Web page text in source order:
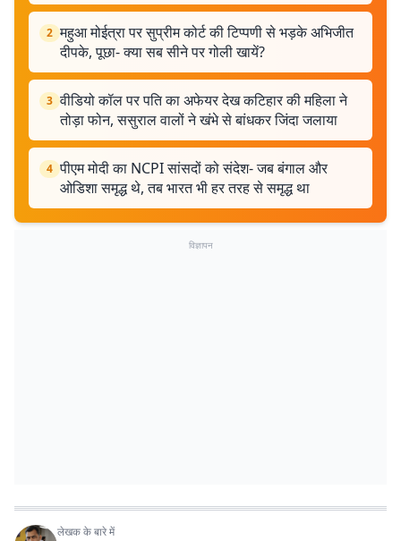
2 महुआ मोईत्रा पर सुप्रीम कोर्ट की टिप्पणी से भड़के अभिजीत
दीपके, पूछा- क्या सब सीने पर गोली खायें?
3 वीडियो कॉल पर पति का अफेयर देख कटिहार की महिला ने
तोड़ा फोन, ससुराल वालों ने खंभे से बांधकर जिंदा जलाया
4 पीएम मोदी का NCPI सांसदों को संदेश- जब बंगाल और
ओडिशा समृद्ध थे, तब भारत भी हर तरह से समृद्ध था
विज्ञापन
लेखक के बारे में